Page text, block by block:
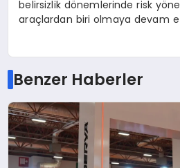
belirsizlik dönemlerinde risk
araçlardan biri olmaya devam
Benzer Haberler